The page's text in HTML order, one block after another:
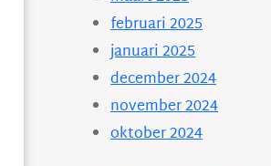
februari 2025
januari 2025
december 2024
november 2024
oktober 2024